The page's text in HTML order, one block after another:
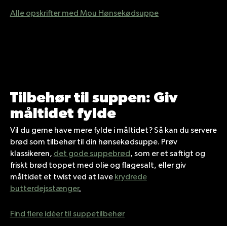
Alle opskrifter med Mou Hønsekødsuppe
Tilbehør til suppen: Giv
måltidet fylde
Vil du gerne have mere fylde i måltidet? Så kan du servere
brød som tilbehør til din hønsekødsuppe. Prøv
klassikeren, det gode suppebrød , som er et saftigt og
friskt brød toppet med olie og flagesalt, eller giv
måltidet et twist ved at lave krydrede
butterdejsstænger.
Find flere idéer til suppetilbehør